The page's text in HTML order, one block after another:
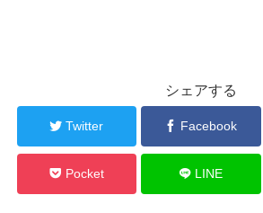
シェアする
Twitter Facebook
Pocket LINE